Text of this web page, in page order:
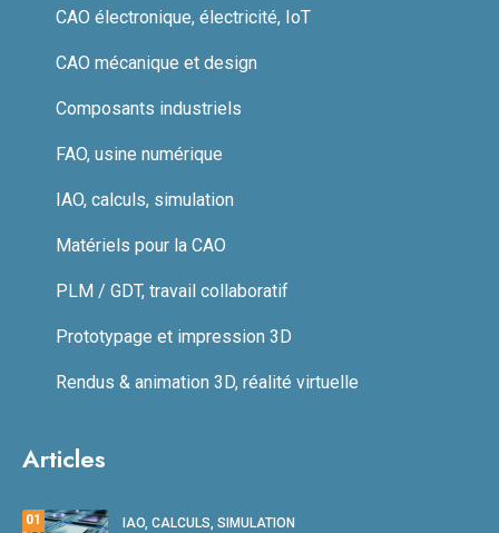
CAO électronique, électricité, IoT
CAO mécanique et design
Composants industriels
FAO, usine numérique
IAO, calculs, simulation
Matériels pour la CAO
PLM / GDT, travail collaboratif
Prototypage et impression 3D
Rendus & animation 3D, réalité virtuelle
Articles
01 IAO, CALCULS, SIMULATION